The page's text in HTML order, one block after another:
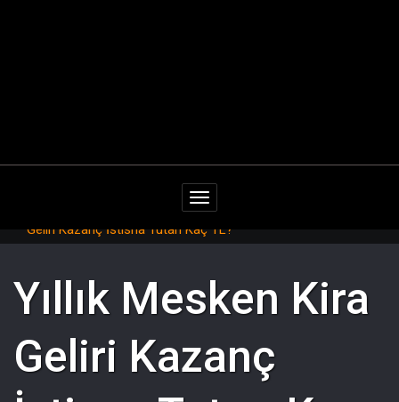
Navigasyonu değiştir
Yıllık Mesken Kira
Geliri Kazanç
Sık Sorulan Sorular
Geliri Kazanç İstisna Tutarı Kaç TL?